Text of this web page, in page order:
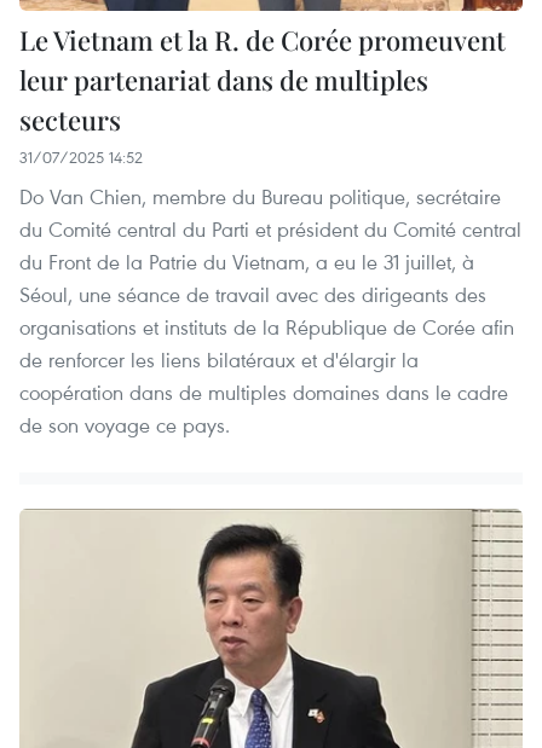
Le Vietnam et la R. de Corée promeuvent
leur partenariat dans de multiples
secteurs
31/07/2025 14:52
Do Van Chien, membre du Bureau politique, secrétaire
du Comité central du Parti et président du Comité central
du Front de la Patrie du Vietnam, a eu le 31 juillet, à
Séoul, une séance de travail avec des dirigeants des
organisations et instituts de la République de Corée afin
de renforcer les liens bilatéraux et d'élargir la
coopération dans de multiples domaines dans le cadre
de son voyage ce pays.